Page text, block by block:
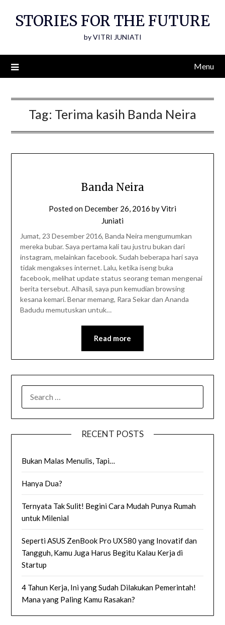
STORIES FOR THE FUTURE
by VITRI JUNIATI
Menu
Tag: Terima kasih Banda Neira
Banda Neira
Posted on December 26, 2016 byVitri
Juniati
Jumat, 23 Desember 2016, Banda Neira mengumumkan
mereka bubar. Saya pertama kali tau justru bukan dari
instagram, melainkan facebook. Sudah beberapa hari saya
tidak mengakses internet. Lalu, ketika iseng buka
facebook, melihat update status seorang teman mengenai
berita tersebut. Alhasil, saya pun kemudian browsing
kesana kemari. Benar memang, Rara Sekar dan Ananda
Badudu memutuskan untuk…
Read more
FOR:
RECENT POSTS
Bukan Malas Menulis, Tapi…
Hanya Dua?
Ternyata Tak Sulit! Begini Cara Mudah Punya Rumah
untuk Milenial
Seperti ASUS ZenBook Pro UX580 yang Inovatif dan
Tangguh, Kamu Juga Harus Begitu Kalau Kerja di
Startup
4 Tahun Kerja, Ini yang Sudah Dilakukan Pemerintah!
Mana yang Paling Kamu Rasakan?